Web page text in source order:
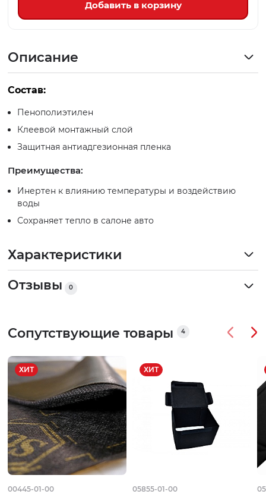
Добавить в корзину
Описание
Состав:
Пенополиэтилен
Клеевой монтажный слой
Защитная антиадгезионная пленка
Преимущества:
Инертен к влиянию температуры и воздействию
воды
Сохраняет тепло в салоне авто
Характеристики
Отзывы
0
Сопутствующие товары 4
ХИТ
00445-01-00
ХИТ
05855-01-00